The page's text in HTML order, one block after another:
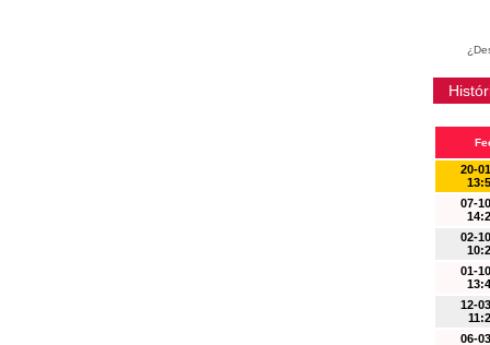
20-
07-
02-
01-
12-
06-